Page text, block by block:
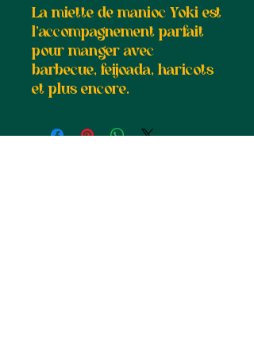
La miette de manioc Yoki est
l'accompagnement parfait
pour manger avec
barbecue, feijoada, haricots
et plus encore.